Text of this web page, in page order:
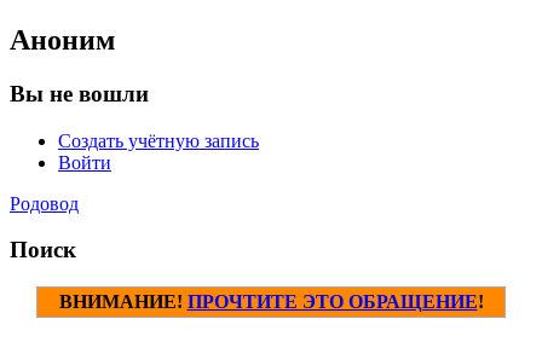
Аноним
Вы не вошли
Создать учётную запись
Войти
Родовод
Поиск
ВНИМАНИЕ! ПРОЧТИТЕ ЭТО ОБРАЩЕНИЕ!